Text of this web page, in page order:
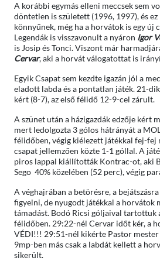
A korábbi egymás elleni meccsek sem
döntetlen is született (1996, 1997), és
könnyűnek, még ha a horvátok is egy új
Legendák is visszavonult a nyáron Igor
is Josip és Tonci. Viszont már
Cervar, aki a horvát válogatottat is
Egyik Csapat sem kezdte igazán jól a
eladott labda és a pontatlan játék. 21-
kért (8-7), az első félidő 12-9-cel zárult.
A szünet után a házigazdák edzője kért
mert ledolgozta 3 gólos hátrányát a
félidőben, végig kiélezett játékkal fej-fej
csapat jellemzően közte 1-1 góllal. A
piros lappal kiállították Kontrac-ot, aki
Sego 40% közelében (52 perc), végig
A véghajrában a betörésre, a
figyelni, de nyugodt játékkal a horvátok
támadást. Bodó Ricsi góljaival tartottuk
félidőben. 29:22-nél Cervar időt kér, a
VÉDI!!! 29:51-nél kikérte Pastor mester
9mp-ben más csak a labdát kellett a
sikerült.